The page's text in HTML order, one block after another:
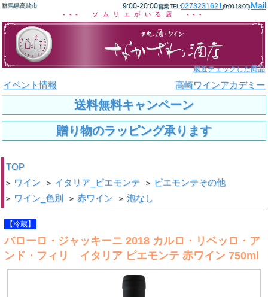
群馬県高崎市 9:00-20:00営業 TEL:0273231621(9:00-18:00)Mail
--- ソムリエがいる店 ---
最近チェックした商品
イベント情報 高崎ワインアカデミー
送料無料キャンペーン
贈り物のラッピング承ります
TOP
> ワイン > イタリア_ピエモンテ > ピエモンテその他
> ワイン_色別 > 赤ワイン > 泡なし
【冷蔵】
バローロ・ジャッキーニ 2018 カルロ・リベッロ・ア
ンド・フィリ イタリア ピエモンテ 赤ワイン 750ml